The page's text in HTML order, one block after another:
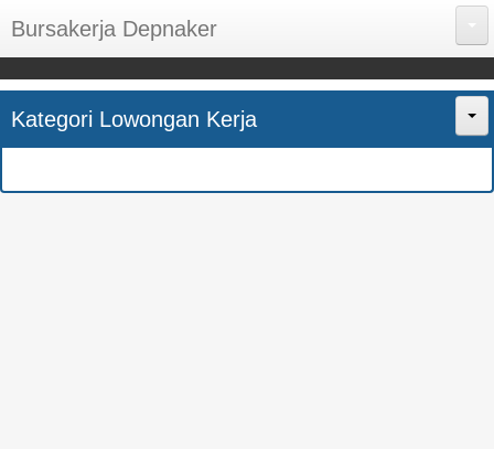
Bursakerja Depnaker
About Me
Disclaimer
Kategori Lowongan Kerja